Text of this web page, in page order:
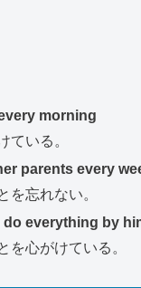
morning
ている。
parents every
を忘れない。
do everything by
を心がけている。